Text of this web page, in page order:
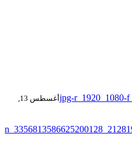
أغسطس 13,